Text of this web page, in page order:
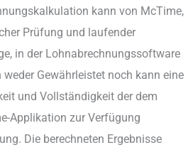
kann von McTime,
Prüfung und laufender
in der Lohnabrechnungssoftware
Gewährleistet noch kann eine
und Vollständigkeit der dem
Applikation zur Verfügung
Die berechneten Ergebnisse